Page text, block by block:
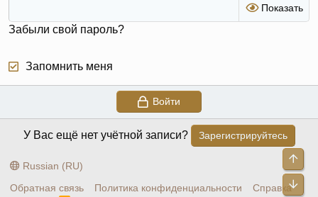
Показать
Забыли свой пароль?
Запомнить меня
Войти
У Вас ещё нет учётной записи? Зарегистрируйтесь
Russian (RU)
Обратная связь
Политика конфиденциальности
Справка